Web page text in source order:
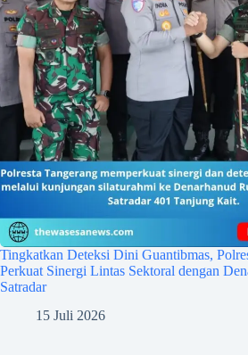
Tingkatkan Deteksi Dini Guantibmas,
Perkuat Sinergi Lintas Sektoral dengan
Satradar
15 Juli 2026